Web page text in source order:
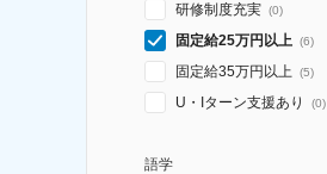
研修制度充実 (0)
固定給25万円以上 (6)
固定給35万円以上 (5)
U・Iターン支援あり (0)
語学